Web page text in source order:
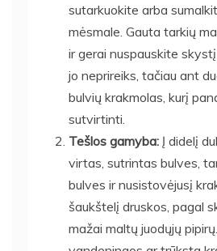
sutarkuokite arba
mėsmale. Gauta tarkių
ir gerai nuspauskite
jo neprireiks, tačiau ant
bulvių krakmolas, kurį
sutvirtinti.
Tešlos gamyba: Į didelį
virtas, sutrintas bulves,
bulves ir nusistovėjusį
šaukštelį druskos, pagal
mažai maltų juodųjų